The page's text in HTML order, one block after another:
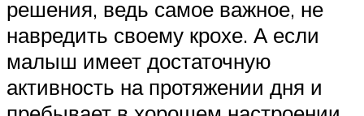
решения, ведь самое важное, не
навредить своему крохе. А если
малыш имеет достаточную
активность на протяжении дня и